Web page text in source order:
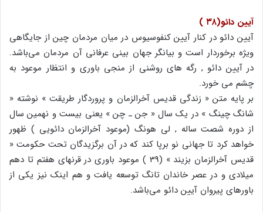
آیین دائو(۳۸ )
آیین دائو در کنار آیین کنفوسیوس در میان مردمان چین از جایگاهی
ویژه برخوردار است و بیانگر جهان بینی عرفانی آن مردمان می‌باشد.
در آیین دائو , رگه های روشنی از منجی باوری و انتظار موعود به
چشم می خورد.
بر پایه متن « زندگی قدیس آخرالزمان و پروردگار طریقت » نوشته «
شانگ چینگ » در یک سال « جن ـ چن » یعنی بیست و نهمین سال
از دوره شصت ساله , لی هونگ (موعود آخرالزمان دائویی ) ظهور
خواهد کرد تا جهانی نو برپا کند که در آن برگزیدگان تحت حکومت «
قدیس آخرالزمان بزیند » (39 ) موعود باوری در قرنهای هفتم تا دهم
میلادی و در عصر خاندان تانگ توسعه یافت و هم اینک نیز یکی از
باورهای پیروان آیین دائو می‌باشد.